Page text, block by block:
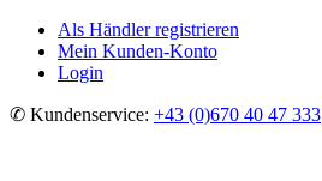
Als Händler registrieren
Mein Kunden-Konto
Login
✆ Kundenservice: +43 (0)670 40 47 333